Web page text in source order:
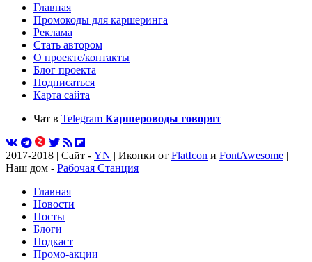
Главная
Промокоды для каршеринга
Реклама
Стать автором
О проекте/контакты
Блог проекта
Подписаться
Карта сайта
Чат в Telegram Каршероводы говорят
2017-2018 | Сайт - YN | Иконки от FlatIcon и FontAwesome |
Наш дом - Рабочая Станция
Главная
Новости
Посты
Блоги
Подкаст
Промо-акции